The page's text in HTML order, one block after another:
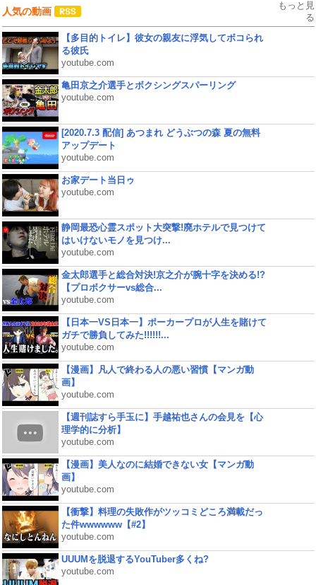
人気の動画
もっと見
る
【多目的トイレ】彼女の親友に浮気してボコられ
る彼氏
youtube.com
亀田京之介選手とボクシングスパーリング
youtube.com
[2020.7.3 配信] あつまれ どうぶつの森 夏の無料
アップデート
youtube.com
お家デート当日ゥ
youtube.com
静岡最恐心霊スポット大突撃!廃ホテルで見つけて
はいけないモノを見つけ...
youtube.com
金太郎選手と総合対決!京之介が腕十字を決める!?
【プロボクサーvs総合...
youtube.com
【日本一VS日本一】ポーカープロが人生を賭けて
ガチで勝負してみた!!!!!!...
youtube.com
【漫画】凡人で終わる人の悪い習慣【マンガ動
画】
youtube.com
【週刊誌すら手玉に】手越祐也さんの会見を【心
理学的に分析】
youtube.com
【漫画】美人なのに結婚できない女【マンガ動
画】
youtube.com
【衝撃】料理の失敗作がツッコミどころ満載だっ
た件wwwwww【#2】
youtube.com
UUUMを脱退するYouTuber多くね?
youtube.com